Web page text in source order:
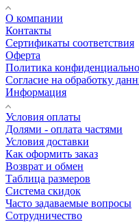
О компании
Контакты
Сертификаты соответствия
Оферта
Политика
Согласие на обработку
Информация
Условия оплаты
Долями - оплата частями
Условия доставки
Как оформить заказ
Возврат и обмен
Таблица размеров
Система скидок
Часто задаваемые вопросы
Сотрудничество